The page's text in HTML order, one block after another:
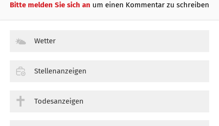
Bitte melden Sie sich an um einen Kommentar zu schreiben
Wetter
Stellenanzeigen
Todesanzeigen